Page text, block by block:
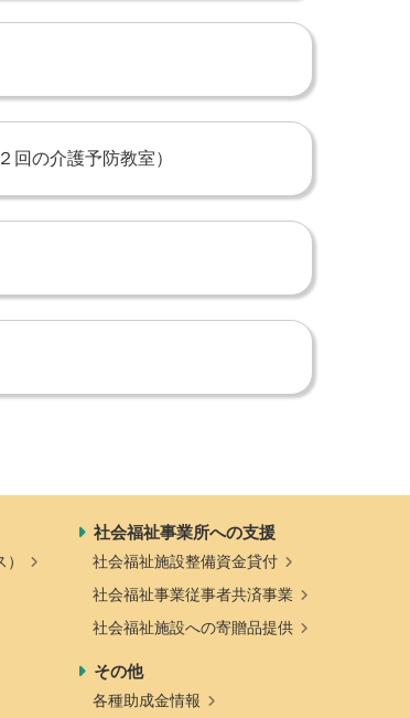
回の介護予防教室）
社会福祉事業所への支援
社会福祉施設整備資金貸付
社会福祉事業従事者共済事業
社会福祉施設への寄贈品提供
その他
各種助成金情報